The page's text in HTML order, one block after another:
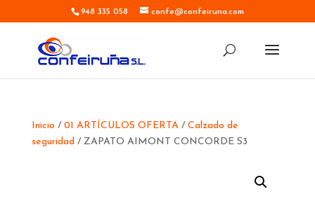
948 335 058 confe@confeiruna.com
Inicio / 01 ARTÍCULOS OFERTA/ Calzado de
seguridad/ ZAPATO AIMONT CONCORDE S3